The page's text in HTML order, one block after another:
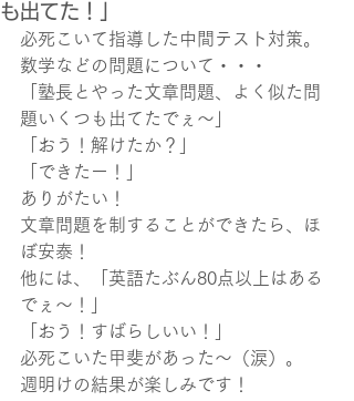
も出てた！」
必死こいて指導した中間テスト対策。
数学などの問題について・・・
「塾長とやった文章問題、よく似た問
題いくつも出てたでぇ～」
「おう！解けたか？」
「できたー！」
ありがたい！
文章問題を制することができたら、ほ
ぼ安泰！
他には、「英語たぶん80点以上はある
でぇ～！」
「おう！すばらしいい！」
必死こいた甲斐があった～（涙）。
週明けの結果が楽しみです！